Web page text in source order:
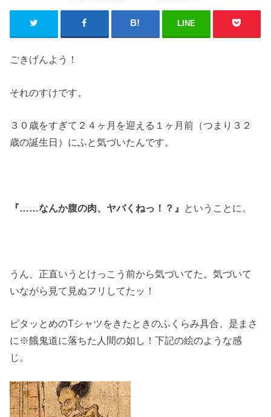
LINE
ごきげんよう！
それのすけです。
３０歳をすぎて２４ヶ月を迎える１ヶ月前（つまり３２
歳の誕生日）にふと気づいたんです。
『……なんか腹の肉、ヤバくねっ！？』 ということに。
うん、正直いうとけっこう前から気づいてた。気づいて
いながら見て見ぬフリしてたッ！
ピタッとめのTシャツをきたときのふくらみ具合、是まさ
に※餓鬼道に落ちた人間の如し！下記の絵のような感
じ。